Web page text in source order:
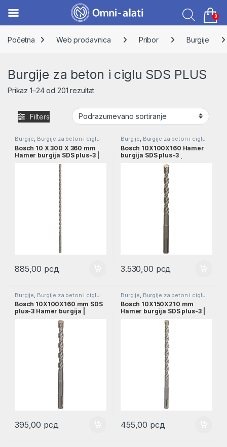
Početna
Web prodavnica Pribor Burgije
Burgije za beton i ciglu SDS PLUS
Prikaz 1–24 od 201 rezultat
Filters
Burgije, Burgije za beton i ciglu
SDS PLUS ,Burgije za beton SDS
PLUS,Pribor
Bosch 10 X 300 X 360 mm
Hamer burgija SDS plus-3 |
885,00 рсд
Burgije, Burgije za beton i ciglu
SDS PLUS , Burgije za beton SDS
PLUS,Burgije za zidove i beton
Pribor
Bosch 10X100X160 Hamer
burgija SDS plus-3
3.530,00 рсд
Burgije Burgije za beton i ciglu
SDS PLUS , Burgije za beton SDS
PLUS,Pribor
Bosch 10X100X160 mm SDS
plus-3 Hamer burgija |
395,00 рсд
Burgije Burgije za beton i ciglu
SDS PLUS , Burgije za beton SDS
PLUS,Pribor
Bosch 10X150X210 mm
Hamer burgija SDS plus-3 |
455,00 рсд
0